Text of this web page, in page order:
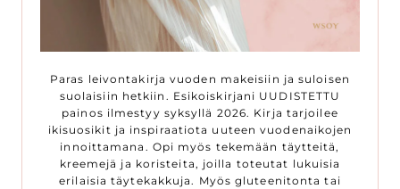
Paras leivontakirja vuoden makeisiin ja suloisen
suolaisiin hetkiin. Esikoiskirjani UUDISTETTU
painos ilmestyy syksyllä 2026. Kirja tarjoilee
ikisuosikit ja inspiraatiota uuteen vuodenaikojen
innoittamana. Opi myös tekemään täytteitä,
kreemejä ja koristeita, joilla toteutat lukuisia
erilaisia täytekakkuja. Myös gluteenitonta tai